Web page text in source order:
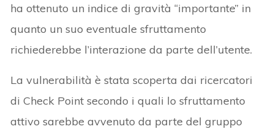
ha ottenuto un indice di gravità “importante” in
quanto un suo eventuale sfruttamento
richiederebbe l’interazione da parte dell’utente.
La vulnerabilità è stata scoperta dai ricercatori
di Check Point secondo i quali lo sfruttamento
attivo sarebbe avvenuto da parte del gruppo